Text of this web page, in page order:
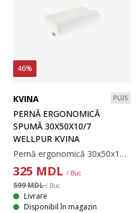
46%
KVINA PLUS
PERNĂ ERGONOMICĂ
SPUMĂ 30X50X10/7
WELLPUR KVINA
Pernă ergonomică 30x50x10/7 cm din spumă cu memorie AIR ce înlătură tensiunea musculară. Spuma cu memorie AIR se mulează rapid și perfect pe conturul gâtului și al umerilor, chiar și într-un mediu răcoros de somn. Husă din 100% poliester, lavabilă la 60°C.
325 MDL / Buc
599 MDL/ Buc
Livrare
Disponibil în magazin